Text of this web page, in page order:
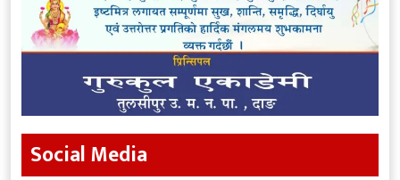
Social Media